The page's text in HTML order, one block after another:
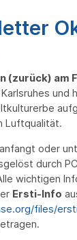
(zurück) am
und
Luftqualität.
oder
durch
wichtigen
Ersti-Info
files/